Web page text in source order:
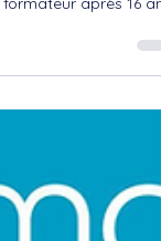
après 16 ans